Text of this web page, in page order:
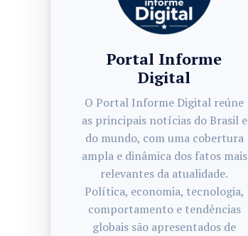
Portal Informe
Digital
O Portal Informe Digital reúne
as principais notícias do Brasil e
do mundo, com uma cobertura
ampla e dinâmica dos fatos mais
relevantes da atualidade.
Política, economia, tecnologia,
comportamento e tendências
globais são apresentados de